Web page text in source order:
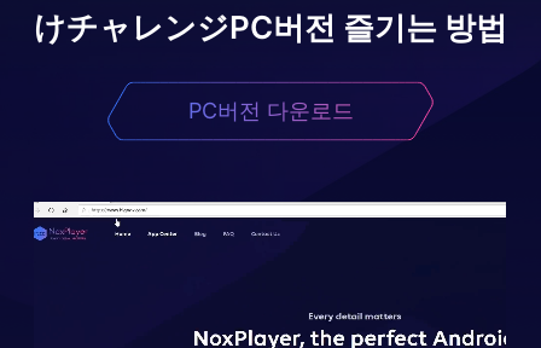
けチャレンジPC버전 즐기는 방법
PC버전 다운로드